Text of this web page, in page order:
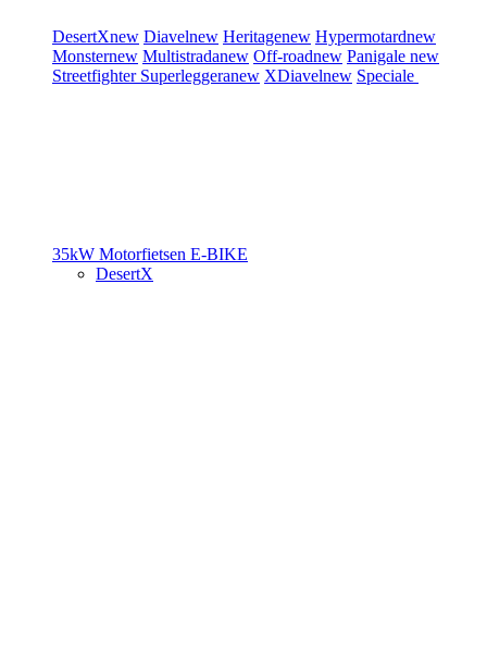
DesertXnew Diavelnew Heritagenew Hypermotardnew
Monsternew Multistradanew Off-roadnew Panigale new
Streetfighter Superleggeranew XDiavelnew Speciale
35kW Motorfietsen E-BIKE
DesertX